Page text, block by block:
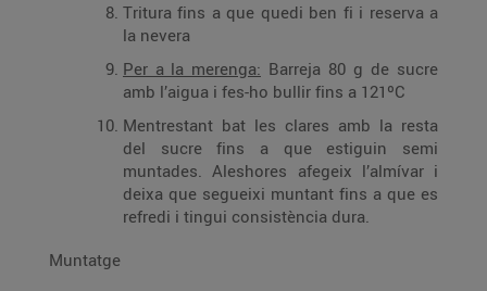
Tritura fins a que quedi ben fi i reserva a
la nevera
Per a la merenga: Barreja 80 g de sucre
amb l’aigua i fes-ho bullir fins a 121ºC
Mentrestant bat les clares amb la resta
del sucre fins a que estiguin semi
muntades. Aleshores afegeix l’almívar i
deixa que segueixi muntant fins a que es
refredi i tingui consistència dura.
Muntatge